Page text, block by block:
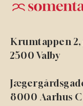
Krumtappen 2,
2500 Valby
8000 Aarhus C